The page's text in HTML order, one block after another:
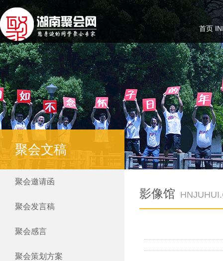
首页
聚会文稿
聚会邀请函
聚会发言稿
聚会感言
聚会策划方案
影像馆